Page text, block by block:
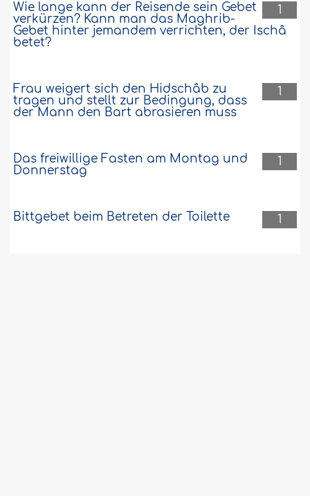
1
Wie lange kann der Reisende sein Gebet
verkürzen? Kann man das Maghrib-
Gebet hinter jemandem verrichten, der Ischâ
betet?
1
Frau weigert sich den Hidschâb zu
tragen und stellt zur Bedingung, dass
der Mann den Bart abrasieren muss
1
Das freiwillige Fasten am Montag und
Donnerstag
1
Bittgebet beim Betreten der Toilette